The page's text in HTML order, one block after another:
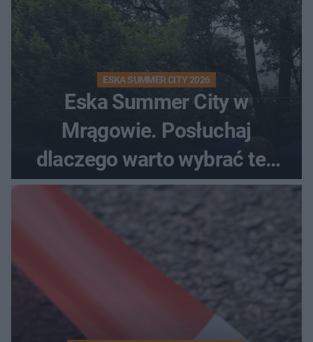
ESKA SUMMER CITY 2026
Eska Summer City w
Mrągowie. Posłuchaj
dlaczego warto wybrać ten
kierunek na urlop!